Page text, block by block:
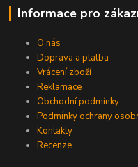
Informace pro
O nás
Doprava a platba
Vrácení zboží
Reklamace
Obchodní podmínky
Podmínky ochrany
Kontakty
Recenze